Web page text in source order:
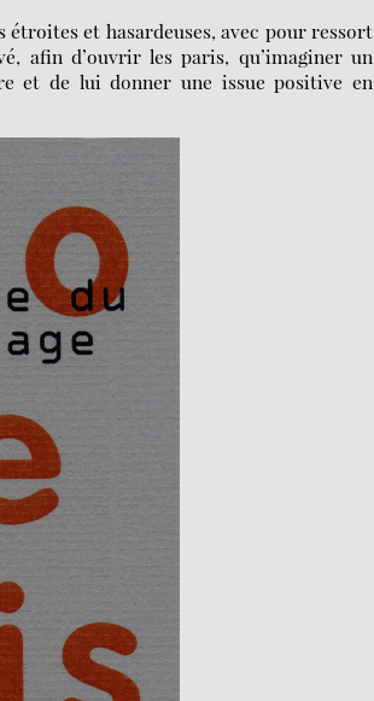
étroites et hasardeuses, avec pour ressort
afin d’ouvrir les paris, qu’imaginer un
et de lui donner une issue positive en